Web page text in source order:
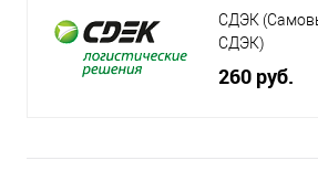
СДЭК
СДЭК)
260 руб.